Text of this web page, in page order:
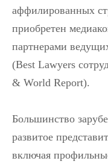
аффилированных
приобретен
партнерами
(Best Lawyers
& World Report).
Большинство
развитое
включая